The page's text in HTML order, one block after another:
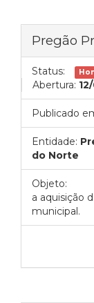
Pregão
Status:
Abertura:
Publicado
Entidade:
do Norte
Objeto:
a aquisição
municipal.